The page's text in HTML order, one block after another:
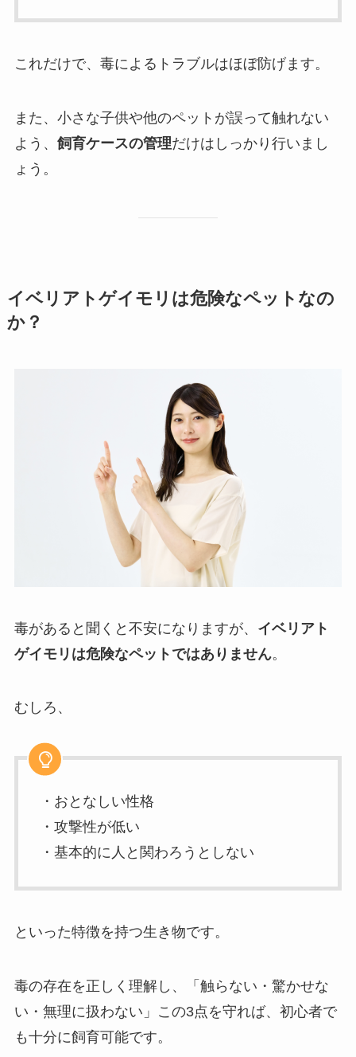
これだけで、毒によるトラブルはほぼ防げます。
また、小さな子供や他のペットが誤って触れない
よう、 飼育ケースの管理だけはしっかり行いまし
ょう。
イベリアトゲイモリは危険なペットなの
か？
毒があると聞くと不安になりますが、 イベリアト
ゲイモリは危険なペットではありません。
むしろ、
・おとなしい性格
・攻撃性が低い
・基本的に人と関わろうとしない
といった特徴を持つ生き物です。
毒の存在を正しく理解し、「触らない・驚かせな
い・無理に扱わない」この3点を守れば、初心者で
も十分に飼育可能です。